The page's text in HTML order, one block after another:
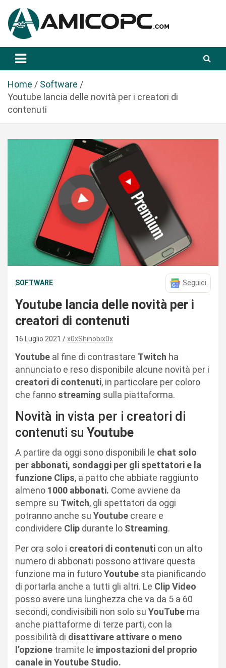
a
Amicopc.com
Home
Software
Youtube lancia delle novità per i creatori di
contenuti
SOFTWARE Seguici
Youtube lancia delle novità per i
creatori di contenuti
16 Luglio 2021 x0xShinobix0x
Youtube al fine di contrastare Twitch ha
annunciato e reso disponibile alcune novità per i
creatori di contenuti, in particolare per coloro
che fanno streaming sulla piattaforma.
Novità in vista per i creatori di
contenuti su Youtube
A partire da oggi sono disponibili le chat solo
per abbonati, sondaggi per gli spettatori e la
funzione Clips, a patto che abbiate raggiunto
almeno 1000 abbonati. Come avviene da
sempre su Twitch, gli spettatori da oggi
potranno anche su Youtube creare e
condividere Clip durante lo Streaming.
Per ora solo i creatori di contenuti con un alto
numero di abbonati possono attivare questa
funzione ma in futuroYoutube sta pianificando
di portarla anche a tutti gli altri. Le Clip Video
posso avere una lunghezza che va da 5 a 60
secondi, condivisibili non solo su YouTube ma
anche piattaforme di terze parti, con la
possibilità di disattivare attivare o meno
l’opzione tramite le impostazioni del proprio
canale in Youtube Studio.